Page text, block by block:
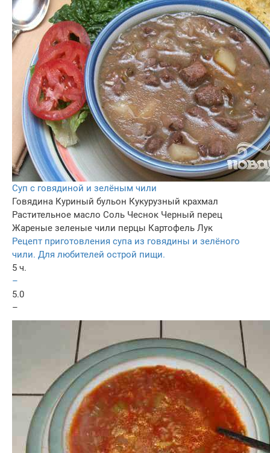
Суп с говядиной и зелёным чили
Говядина Куриный бульон Кукурузный крахмал
Растительное масло Соль Чеснок Черный перец
Жареные зеленые чили перцы Картофель Лук
Рецепт приготовления супа из говядины и зелёного
чили. Для любителей острой пищи.
5 ч.
–
5.0
–